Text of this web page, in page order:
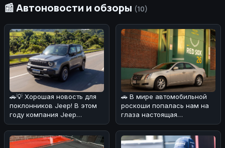
📰 Автоновости и обзоры (10)
🚗💡 Хорошая новость для
поклонников Jeep! В этом
году компания Jeep
удивила своих фанатов,
решив сн
🚗 В мире автомобильной
роскоши попалась нам на
глаза настоящая
жемчужина! 💎Cadillac CTS
2008 года